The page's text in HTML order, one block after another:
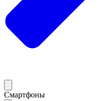
Смартфоны